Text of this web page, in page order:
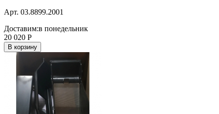
Арт. 03.8899.2001
Доставим:в понедельник
20 020 Р
В корзину